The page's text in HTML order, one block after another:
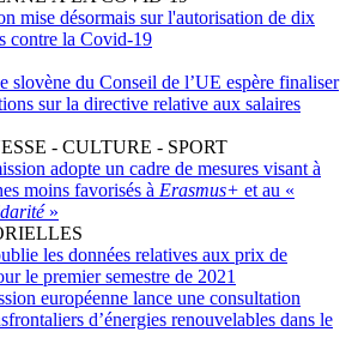
mise désormais sur l'autorisation de dix
contre la Covid-19
slovène du Conseil de l’UE espère finaliser
sur la directive relative aux salaires
- CULTURE - SPORT
adopte un cadre de mesures visant à
moins favorisés à Erasmus+ et au «
»
les données relatives aux prix de
le premier semestre de 2021
européenne lance une consultation
d’énergies renouvelables dans le